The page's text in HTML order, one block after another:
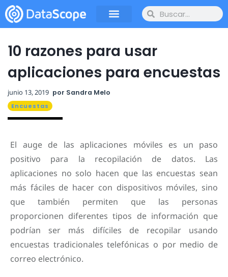
10 razones para usar
aplicaciones para encuestas
junio 13, 2019 por Sandra Melo
Encuestas
El auge de las aplicaciones móviles es un paso
positivo para la recopilación de datos. Las
aplicaciones no solo hacen que las encuestas sean
más fáciles de hacer con dispositivos móviles, sino
que también permiten que las personas
proporcionen diferentes tipos de información que
podrían ser más difíciles de recopilar usando
encuestas tradicionales telefónicas o por medio de
correo electrónico.